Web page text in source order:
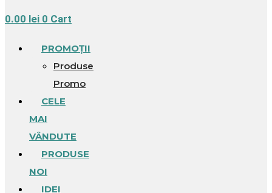
0.00 lei 0 Cart
PROMOȚII
Produse
Promo
CELE
MAI
VÂNDUTE
PRODUSE
NOI
IDEI